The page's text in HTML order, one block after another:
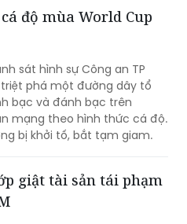
độ mùa World Cup
sát hình sự Công an TP
triệt phá một đường dây tổ
bạc và đánh bạc trên
mạng theo hình thức cá độ.
bị khởi tố, bắt tạm giam.
giật tài sản tái phạm